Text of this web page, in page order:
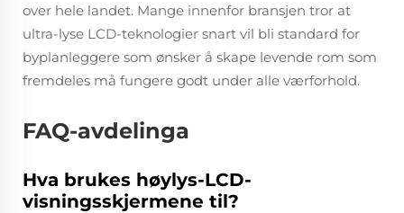
over hele landet. Mange innenfor bransjen tror at
ultra-lyse LCD-teknologier snart vil bli standard for
byplanleggere som ønsker å skape levende rom som
fremdeles må fungere godt under alle værforhold.
FAQ-avdelinga
Hva brukes høylys-LCD-
visningsskjermene til?